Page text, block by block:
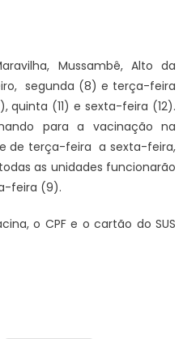
Mussambê, Alto da
segunda (8) e terça-feira
quinta (11) e sexta-feira (12).
para a vacinação na
e de terça-feira a sexta-feira,
as unidades funcionarão
feira (9).
o CPF e o cartão do SUS